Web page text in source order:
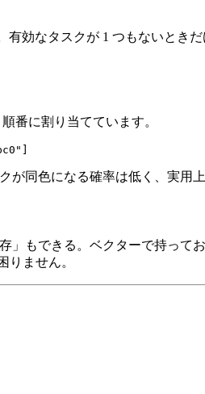
効なタスクが 1 つもないとき
番に割り当てています。
同色になる確率は低く、実用上
」もできる。ベクターで持って
りません。